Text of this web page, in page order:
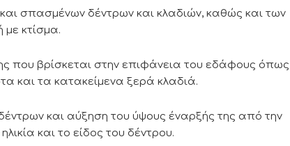
σπασμένων δέντρων και κλαδιών, καθώς και των
κτίσμα.
που βρίσκεται στην επιφάνεια του εδάφους όπως
και τα κατακείμενα ξερά κλαδιά.
και αύξηση του ύψους έναρξής της από την
και το είδος του δέντρου.